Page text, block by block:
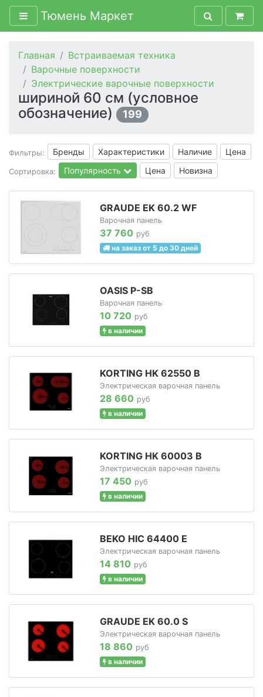
Тюмень Маркет
Главная
Встраиваемая техника
Варочные поверхности
Электрические варочные поверхности
шириной 60 см (условное
обозначение)
199
Фильтры: Бренды Характеристики Наличие Цена
Сортировка: Популярность Цена Новизна
GRAUDE EK 60.2 WF
Варочная панель
37 760 руб
на заказ от 5 до 30 дней
OASIS P-SB
Варочная панель
10 720 руб
в наличии
KORTING HK 62550 B
Электрическая варочная панель
28 660 руб
в наличии
KORTING HK 60003 B
Электрическая варочная панель
17 450 руб
в наличии
BEKO HIC 64400 E
Электрическая варочная панель
14 810 руб
в наличии
GRAUDE EK 60.0 S
Электрическая варочная панель
18 860 руб
в наличии